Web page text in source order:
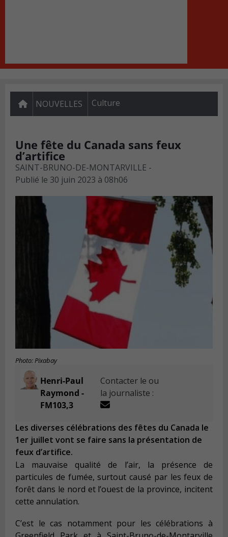
NOUVELLES Culture
Une fête du Canada sans feux
d’artifice
SAINT-BRUNO-DE-MONTARVILLE -
Publié le 30 juin 2023 à 08h06
Photo: Pixabay
Henri-Paul
Raymond -
FM103,3
Contacter le ou
la journaliste :
Les diverses célébrations des fêtes du Canada le
1er juillet vont se faire sans la présentation de
feux d’artifice.
La mauvaise qualité de l’air, la présence de
particules de fumée, surtout causé par les feux de
forêt dans le nord et l’ouest de la province, incitent
cette annulation.
C’est le cas notamment pour les célébrations à